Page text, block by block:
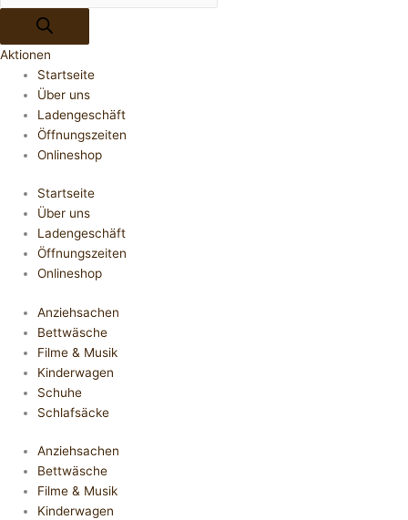
Aktionen
Startseite
Über uns
Ladengeschäft
Öffnungszeiten
Onlineshop
Startseite
Über uns
Ladengeschäft
Öffnungszeiten
Onlineshop
Anziehsachen
Bettwäsche
Filme & Musik
Kinderwagen
Schuhe
Schlafsäcke
Anziehsachen
Bettwäsche
Filme & Musik
Kinderwagen